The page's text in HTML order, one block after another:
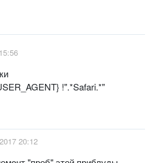
!".*Safari.*"
20:12